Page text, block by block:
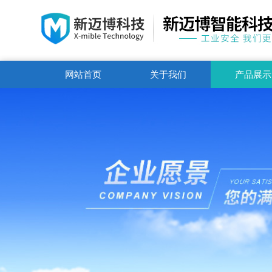
网站首页 关于我们 产品展示